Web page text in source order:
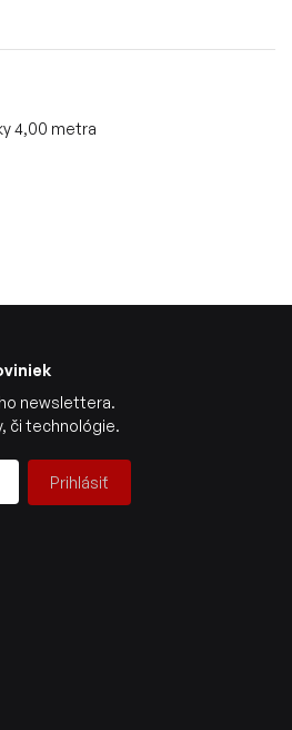
4,00 metra
newslettera.
či technológie.
Prihlásiť